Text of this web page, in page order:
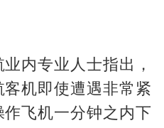
内专业人士指出，
机即使遭遇非常紧
飞机一分钟之内下